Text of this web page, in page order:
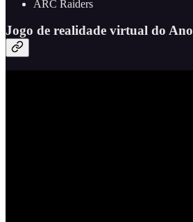
ARC Raiders
Jogo de realidade virtual do Ano